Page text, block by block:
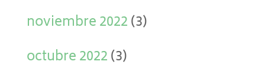
noviembre 2022(3)
octubre 2022(3)